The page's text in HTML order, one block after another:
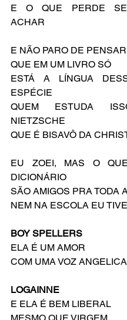
E O QUE PERDE
ACHAR
E NÃO PARO DE PENSAR
QUE EM UM LIVRO SÓ
ESTÁ A LÍNGUA
ESPÉCIE
QUEM ESTUDA
NIETZSCHE
QUE É BISAVÔ DA
EU ZOEI, MAS O
DICIONÁRIO
SÃO AMIGOS PRA TODA
NEM NA ESCOLA EU
BOY SPELLERS
ELA É UM AMOR
COM UMA VOZ
LOGAINNE
E ELA É BEM LIBERAL